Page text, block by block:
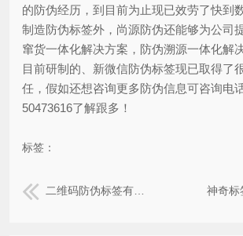
的防伪经历，到目前为止现已效劳了快到
制造防伪标签外，尚源防伪还能够为公司
窜货一体化解决方案，防伪溯源一体化解
目前研制的、新微信防伪标签现已取得了
任，假如还想咨询更多防伪信息可咨询电
50473616了解跟多！
标签：
二维码防伪标签有哪些常见的功能？ 神奇标签